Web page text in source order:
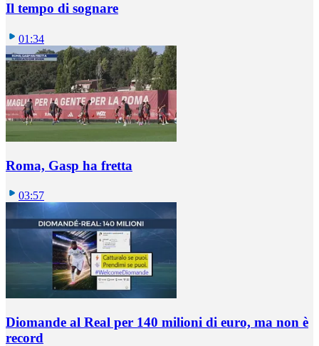
Il tempo di sognare
01:34
Roma, Gasp ha fretta
03:57
Diomande al Real per 140 milioni di euro, ma non è
record